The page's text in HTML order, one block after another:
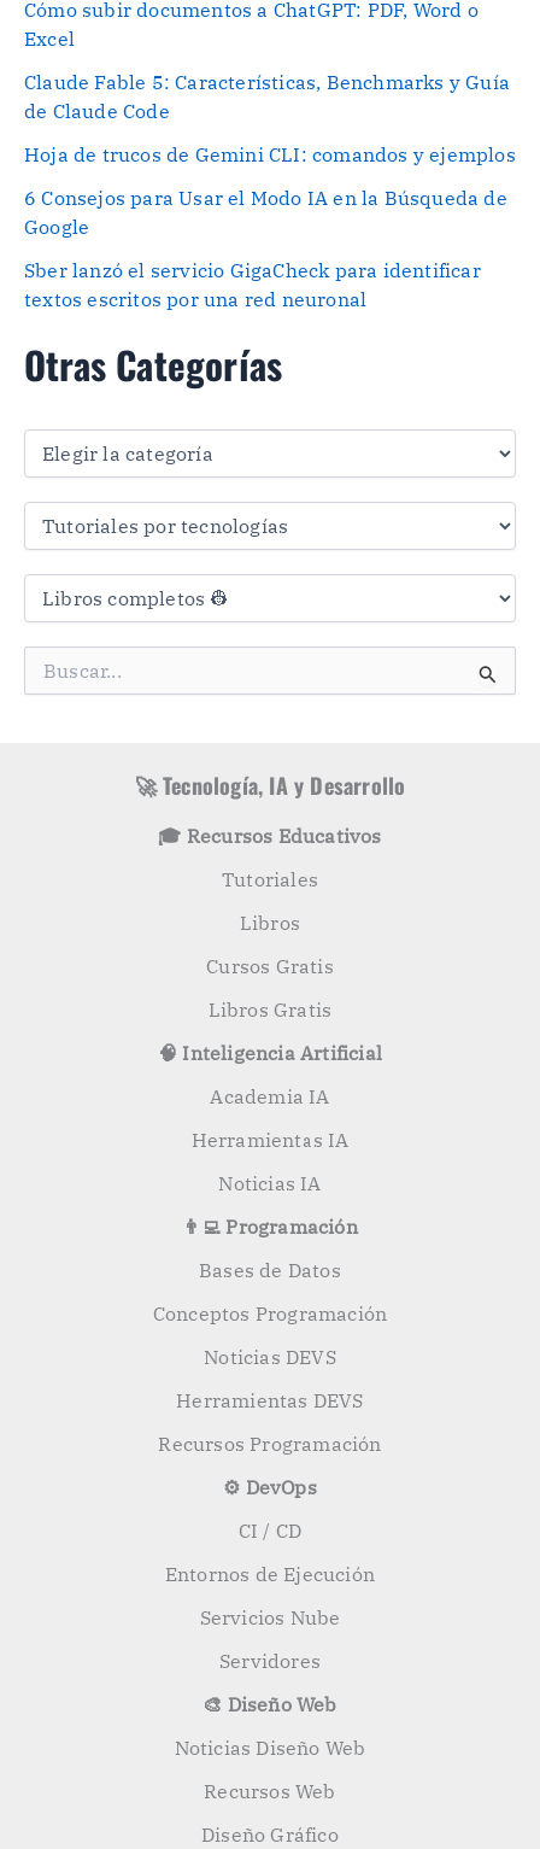
Cómo subir documentos a ChatGPT: PDF, Word o
Excel
Claude Fable 5: Características, Benchmarks y Guía
de Claude Code
Hoja de trucos de Gemini CLI: comandos y ejemplos
6 Consejos para Usar el Modo IA en la Búsqueda de
Google
Sber lanzó el servicio GigaCheck para identificar
textos escritos por una red neuronal
Otras Categorías
O
a
a
🚀 Tecnología, IA y Desarrollo
🎓 Recursos Educativos
Tutoriales
Libros
Cursos Gratis
Libros Gratis
🧠 Inteligencia Artificial
Academia IA
Herramientas IA
Noticias IA
👨‍💻 Programación
Bases de Datos
Conceptos Programación
Noticias DEVS
Herramientas DEVS
Recursos Programación
⚙️ DevOps
CI / CD
Entornos de Ejecución
Servicios Nube
Servidores
🎨 Diseño Web
Noticias Diseño Web
Recursos Web
Diseño Gráfico